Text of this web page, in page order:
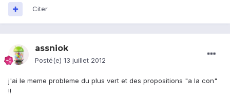
Citer
assniok
Posté(e) 13 juillet 2012
j'ai le meme probleme du plus vert et des propositions "a la con"
!!